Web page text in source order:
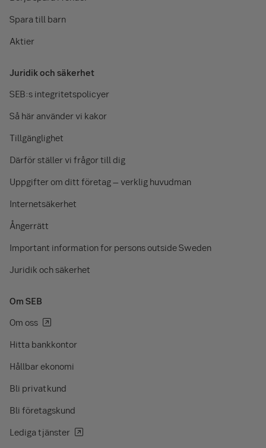
Spara till barn
Aktier
Juridik och säkerhet
SEB:s integritetspolicyer
Så här använder vi kakor
Tillgänglighet
Därför ställer vi frågor till dig
Uppgifter om ditt företag – verklig huvudman
Internetsäkerhet
Ångerrätt
Important information for persons outside Sweden
Juridik och säkerhet
Om SEB
Om oss
Hitta bankkontor
Hållbar ekonomi
Bli privatkund
Bli företagskund
Lediga tjänster